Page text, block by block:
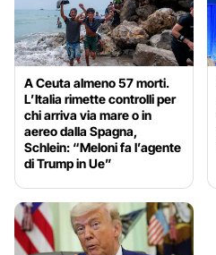
A Ceuta almeno 57 morti.
L’Italia rimette controlli per
chi arriva via mare o in
aereo dalla Spagna,
Schlein: “Meloni fa l’agente
di Trump in Ue”